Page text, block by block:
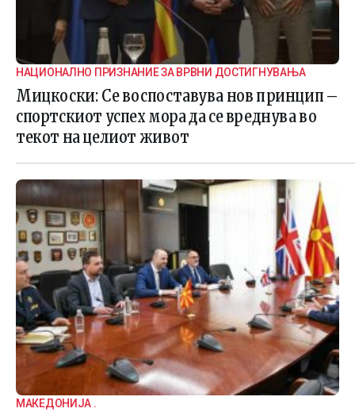
НАЦИОНАЛНО ПРИЗНАНИЕ ЗА ВРВНИ ДОСТИГНУВАЊА
Мицкоски: Се воспоставува нов принцип –
спортскиот успех мора да се вреднува во
текот на целиот живот
МАКЕДОНИЈА .